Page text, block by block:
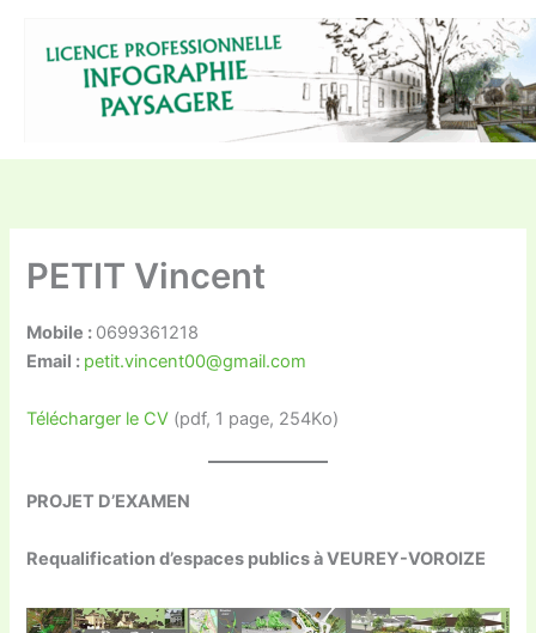
PETIT Vincent
Mobile : 0699361218
Email : petit.vincent00@gmail.com
Télécharger le CV (pdf, 1 page, 254Ko)
PROJET D’EXAMEN
Requalification d’espaces publics à VEUREY-VOROIZE